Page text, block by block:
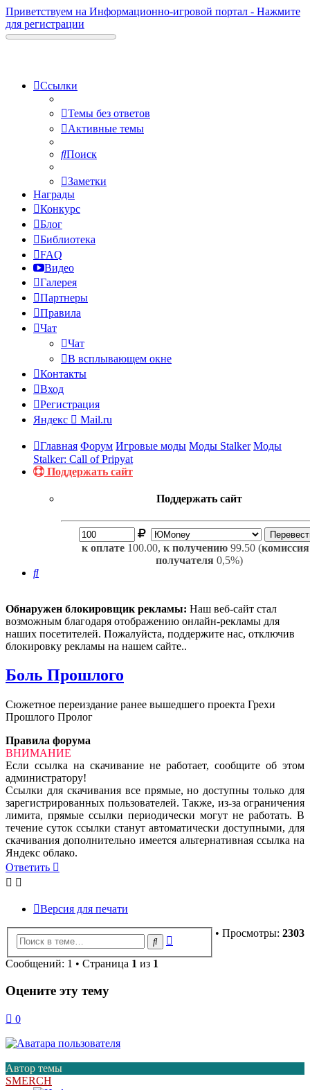
Приветствуем на Информационно-игровой портал - Нажмите
для регистрации
Ссылки
Темы без ответов
Активные темы
Поиск
Заметки
Награды
Конкурс
Блог
Библиотека
FAQ
Видео
Галерея
Партнеры
Правила
Чат
Чат
В всплывающем окне
Контакты
Вход
Регистрация
Яндекс
Mail.ru
Главная Форум Игровые моды Моды Stalker Моды
Stalker: Call of Pripyat
Поддержать сайт
Поддержать сайт
к оплате 100.00, к получению 99.50 (
получателя 0,5%)
Поиск
Обнаружен блокировщик рекламы: Наш веб-сайт стал
возможным благодаря отображению онлайн-рекламы для
наших посетителей. Пожалуйста, поддержите нас, отключив
блокировку рекламы на нашем сайте..
Боль Прошлого
Сюжетное переиздание ранее вышедшего проекта Грехи
Прошлого Пролог
Правила форума
ВНИМАНИЕ
Если ссылка на скачивание не работает, сообщите об этом
администратору!
Ссылки для скачивания все прямые, но доступны только для
зарегистрированных пользователей. Также, из-за ограничения
лимита, прямые ссылки периодически могут не работать. В
течение суток ссылки станут автоматически доступными, для
скачивания дополнительно имеется альтернативная ссылка на
Яндекс облако.
Ответить
Версия для печати
• Просмотры: 2303
ПоискРасширенный
Сообщений: 1 • Страница 1 из 1
Оцените эту тему
0
Автор темы
SMERCH